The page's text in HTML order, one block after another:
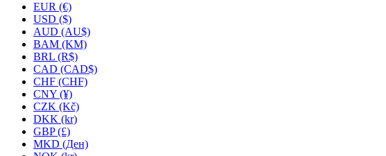
EUR (€)
USD ($)
AUD (AU$)
BAM (KM)
BRL (R$)
CAD (CAD$)
CHF (CHF)
CNY (¥)
CZK (Kč)
DKK (kr)
GBP (£)
MKD (Ден)